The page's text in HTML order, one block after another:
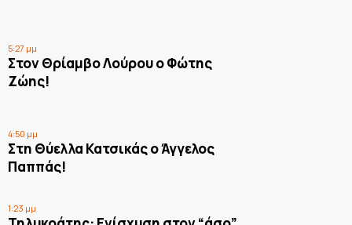
5:27 μμ
Στον Θρίαμβο Λούρου ο Φώτης
Ζώης!
4:50 μμ
Στη Θύελλα Κατσικάς ο Άγγελος
Παππάς!
1:23 μμ